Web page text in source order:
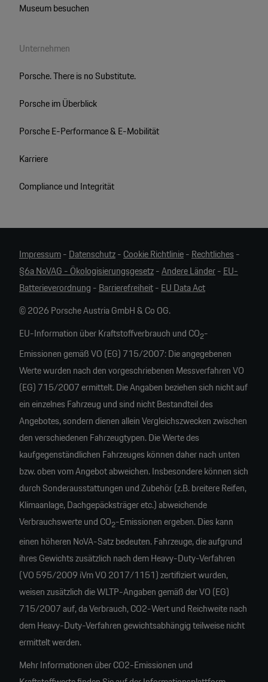
Museum besuchen
Unternehmen
Porsche. There is no Substitute.
Porsche im Überblick
Porsche E-Performance & E-Mobilität
Karriere
Compliance und Integrität
Impressum-Datenschutz-Cookie Richtlinie-Rechtliches-
§6a NoVAG - Ökologisierungsgesetz-Andere Länder-EU-
Batterieverordnung -Barrierefreiheit-EU Data Act
© 2026 Porsche Austria GmbH & Co OG.
EU-Information über Kraftstoffverbrauch und CO2-
Emissionen gemäß VO (EG) 715/2007: Die angegebenen
Werte wurden nach den vorgeschriebenen Messverfahren VO
(EG) 715/2007 ermittelt. Die Angaben beziehen sich nicht auf
ein einzelnes Fahrzeug und sind nicht Bestandteil des
Angebotes, sondern dienen allein Vergleichszwecken zwischen
den verschiedenen Fahrzeugtypen. Die Werte des
kaufgegenständlichen Fahrzeuges können daher nach unten
bzw. oben vom Angebot abweichen. Insbesondere können sich
durch Sonderausstattungen und Zubehör (z.B. breitere Reifen,
Klimaanlage, Dachgepäcksträger etc.) abweichende
Verbrauchswerte und CO2-Emissionen ergeben. Dies kann
einen höheren NoVA-Satz bedeuten. Fahrzeuge, die aufgrund
ihres Gewichts zusätzlich nach dem Heavy-Duty-Verfahren
(VO 595/2009 iVm VO 2017/1151) zertifiziert wurden,
weisen zusätzlich die WLTP-Angaben gemäß der VO (EG)
715/2007 auf, da Verbrauch, CO2-Wert und Reichweite nach
dem Heavy-Duty-Verfahren gewichtsabhängig teilweise nicht
ermittelt werden.
Mehr Informationen über CO2-Emissionen und